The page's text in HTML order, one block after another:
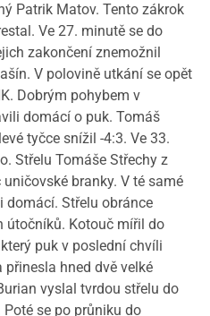
Patrik Matov. Tento zákrok
Ve 27. minutě se do
zakončení znemožnil
V polovině utkání se opět
Dobrým pohybem v
domácí o puk. Tomáš
tyčce snížil -4:3. Ve 33.
Střelu Tomáše Střechy z
branky. V té samé
domácí. Střelu obránce
útočníků. Kotouč mířil do
puk v poslední chvíli
hned dvě velké
vyslal tvrdou střelu do
se po průniku do